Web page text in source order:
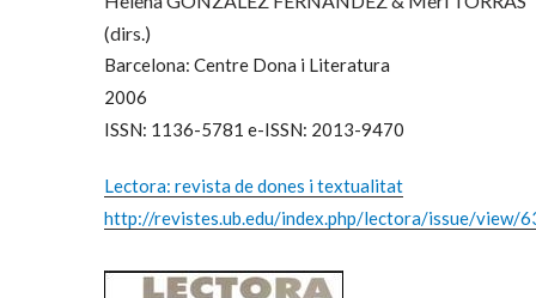
(dirs.)
Barcelona: Centre Dona i Literatura
2006
ISSN: 1136-5781 e-ISSN: 2013-9470
Lectora: revista de dones i textualitat
http://revistes.ub.edu/index.php/lectora/issue/view/